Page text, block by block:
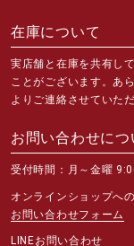
在庫について
実店舗と在庫を共有し
ことがございます。あ
よりご連絡させていただ
お問い合わせにつ
受付時間：月～金曜
オンラインショップへ
お問い合わせフォーム
LINEお問い合わせ